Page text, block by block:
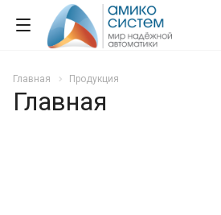
Главная Продукция
Главная